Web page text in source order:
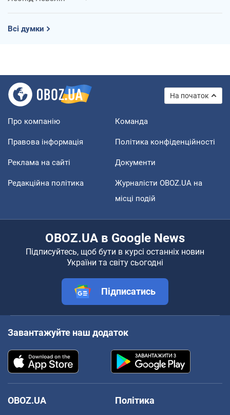
Всі думки
На початок
Про компанію Команда
Правова інформація Політика конфіденційності
Реклама на сайті Документи
Редакційна політика
Журналісти OBOZ.UA на
місці подій
OBOZ.UA в Google News
Підписуйтесь, щоб бути в курсі останніх новин
України та світу сьогодні
Підписатись
Завантажуйте наш додаток
OBOZ.UA
Політика